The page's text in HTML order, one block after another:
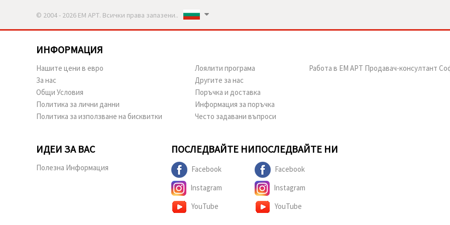
© 2004 - 2026 ЕМ АРТ. Всички права запазени..
ИНФОРМАЦИЯ
Нашите цени в евро
За нас
Общи Условия
Политика за лични данни
Политика за използване на бисквитки
Лоялити програма
Другите за нас
Поръчка и доставка
Информация за поръчка
Често задавани въпроси
Работа в ЕМ АРТ Продавач-консултант
ИДЕИ ЗА ВАС
Полезна Информация
ПОСЛЕДВАЙТЕ НИ
Facebook
Instagram
YouTube
ПОСЛЕДВАЙТЕ НИ
Facebook
Instagram
YouTube